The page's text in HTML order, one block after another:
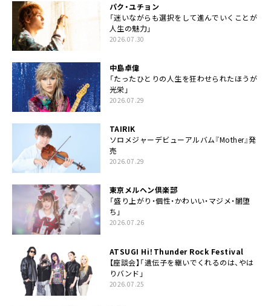
パク・ユチョン
「迷いながらも選択をして進んでいくことが
人生の魅力」
2026.07.30
中島卓偉
「たったひとりの人生を狂わせられたほうが
光栄」
2026.07.29
TAIRIK
ソロメジャーデビューアルバム『Mother』発
売
2026.07.29
東京メルヘン倶楽部
「盛り上がり・個性・かわいい・マジメ・闇堕
ち」
2026.07.26
ATSUGI Hi！Thunder Rock Festival
【座談会】「遺伝子を継いでくれるのは、やは
りバンド」
2026.07.25